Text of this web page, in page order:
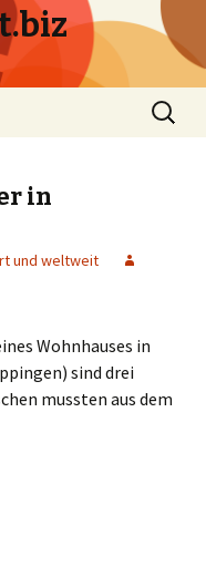
Search
for:
in
und weltweit
Wohnhauses in
sind drei
mussten aus dem